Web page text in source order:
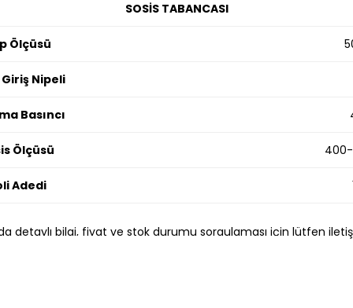
SOSİS TABANCASI
Ölçüsü
Nipeli
Basıncı
Ölçüsü
Adedi
detaylı bilgi, fiyat ve stok durumu sorgulaması için lütfen